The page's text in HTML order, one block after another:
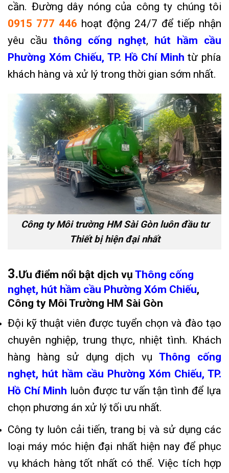
cần. Đường dây nóng của công ty chúng tôi
0915 777 446 hoạt động 24/7 để tiếp nhận
yêu cầu thông cống nghẹt, hút hầm cầu
Phường Xóm Chiếu, TP. Hồ Chí Minh từ phía
khách hàng và xử lý trong thời gian sớm nhất.
Công ty Môi trường HM Sài Gòn luôn đầu tư
Thiết bị hiện đại nhất
3.Ưu điểm nổi bật dịch vụ Thông cống
nghẹt, hút hầm cầu Phường Xóm Chiếu,
Công ty Môi Trường HM Sài Gòn
Đội kỹ thuật viên được tuyển chọn và đào tạo
chuyên nghiệp, trung thực, nhiệt tình. Khách
hàng hàng sử dụng dịch vụ
Thông cống
nghẹt, hút hầm cầu Phường Xóm Chiếu, TP.
Hồ Chí Minh luôn được tư vấn tận tình để lựa
chọn phương án xử lý tối ưu nhất.
Công ty luôn cải tiến, trang bị và sử dụng các
loại máy móc hiện đại nhất hiện nay để phục
vụ khách hàng tốt nhất có thể. Việc tích hợp